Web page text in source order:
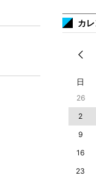
カ
日
26
2
9
16
23